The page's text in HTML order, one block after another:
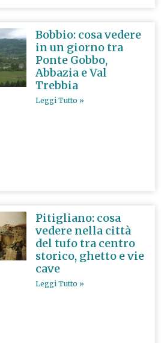
Bobbio: cosa vedere
in un giorno tra
Ponte Gobbo,
Abbazia e Val
Trebbia
Leggi Tutto »
Pitigliano: cosa
vedere nella città
del tufo tra centro
storico, ghetto e vie
cave
Leggi Tutto »